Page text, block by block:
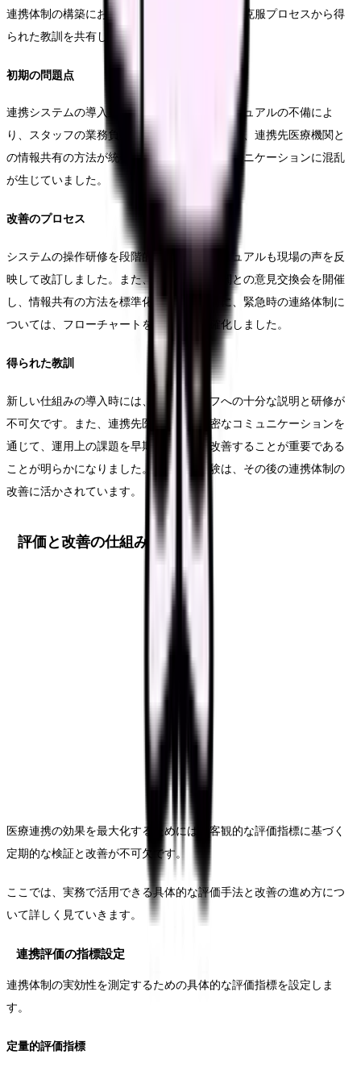
連携体制の構築において直面した課題と、その克服プロセスから得
られた教訓を共有します。
初期の問題点
連携システムの導入直後、操作の複雑さやマニュアルの不備によ
り、スタッフの業務負担が増加しました。また、連携先医療機関と
の情報共有の方法が統一されておらず、コミュニケーションに混乱
が生じていました。
改善のプロセス
システムの操作研修を段階的に実施し、マニュアルも現場の声を反
映して改訂しました。また、連携先医療機関との意見交換会を開催
し、情報共有の方法を標準化しました。特に、緊急時の連絡体制に
ついては、フローチャートを作成して明確化しました。
得られた教訓
新しい仕組みの導入時には、現場スタッフへの十分な説明と研修が
不可欠です。また、連携先医療機関との密なコミュニケーションを
通じて、運用上の課題を早期に発見し、改善することが重要である
ことが明らかになりました。これらの経験は、その後の連携体制の
改善に活かされています。
評価と改善の仕組み
医療連携の効果を最大化するためには、客観的な評価指標に基づく
定期的な検証と改善が不可欠です。
ここでは、実務で活用できる具体的な評価手法と改善の進め方につ
いて詳しく見ていきます。
連携評価の指標設定
連携体制の実効性を測定するための具体的な評価指標を設定しま
す。
定量的評価指標